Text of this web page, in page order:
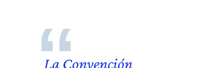
La Convención